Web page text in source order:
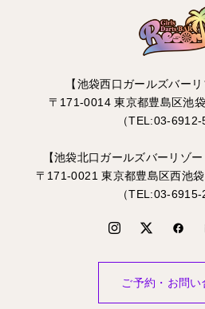
【池袋西口ガールズバー
〒171-0014 東京都豊島区池
（TEL:03-6912-
【池袋北口ガールズバーリゾ
〒171-0021 東京都豊島区西池
（TEL:03-6915-
ご予約・お問い